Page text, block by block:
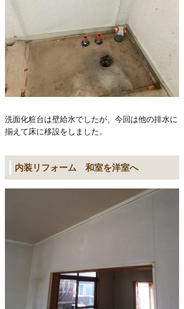
洗面化粧台は壁給水でしたが、今回は他の排水に
揃えて床に移設をしました。
内装リフォーム 和室を洋室へ